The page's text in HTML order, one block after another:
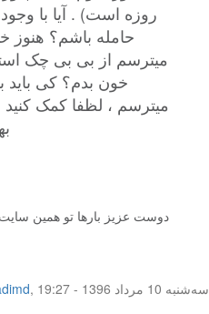
روزه است) . آیا با
حامله باشم؟ هنوز
میترسم از بی بی چک
خون بدم؟ کی باید
میترسم ، لظفا کمک کنید
دوست عزيز بارها تو همين
,
سه‌شنبه 10 مرداد 1396 - 19:27